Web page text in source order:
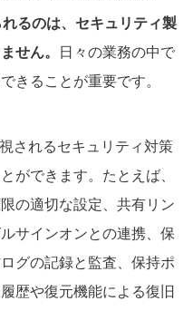
るのは、セキュリティ製
せん。
日々の業務の中で
きることが重要です。
されるセキュリティ対策
ができます。たとえば、
の適切な設定、共有リン
サインオンとの連携、保
グの記録と監査、保持ポ
歴や復元機能による復旧